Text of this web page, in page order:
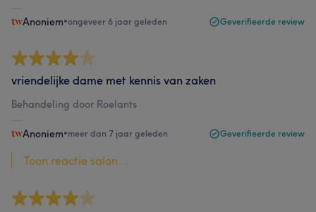
Anoniem•ongeveer 6 jaar geleden Geverifieerde review
vriendelijke dame met kennis van zaken
Behandeling door Roelants
Anoniem•meer dan 7 jaar geleden Geverifieerde review
Toon reactie salon...